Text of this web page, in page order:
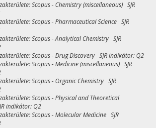
Scopus - Chemistry (miscellaneous) SJR
Scopus - Pharmaceutical Science SJR
Scopus - Analytical Chemistry SJR
Scopus - Drug Discovery SJR indikátor: Q2
Scopus - Medicine (miscellaneous) SJR
Scopus - Organic Chemistry SJR
Scopus - Physical and Theoretical
indikátor: Q2
Scopus - Molecular Medicine SJR